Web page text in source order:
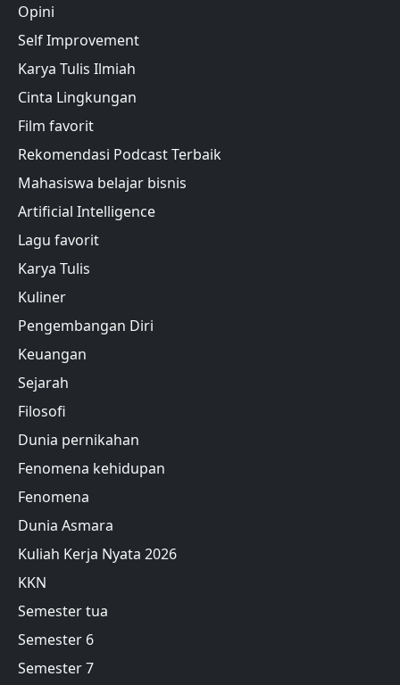
Opini
Self Improvement
Karya Tulis Ilmiah
Cinta Lingkungan
Film favorit
Rekomendasi Podcast Terbaik
Mahasiswa belajar bisnis
Artificial Intelligence
Lagu favorit
Karya Tulis
Kuliner
Pengembangan Diri
Keuangan
Sejarah
Filosofi
Dunia pernikahan
Fenomena kehidupan
Fenomena
Dunia Asmara
Kuliah Kerja Nyata 2026
KKN
Semester tua
Semester 6
Semester 7